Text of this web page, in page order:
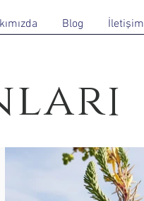
Blog İletişim